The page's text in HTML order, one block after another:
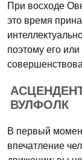
При восходе
это время
поэтому его
ВУЛФОЛК
В первый
впечатление